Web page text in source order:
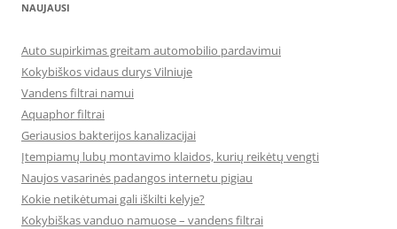
NAUJAUSI
Auto supirkimas greitam automobilio pardavimui
Kokybiškos vidaus durys Vilniuje
Vandens filtrai namui
Aquaphor filtrai
Geriausios bakterijos kanalizacijai
Įtempiamų lubų montavimo klaidos, kurių reikėtų vengti
Naujos vasarinės padangos internetu pigiau
Kokie netikėtumai gali iškilti kelyje?
Kokybiškas vanduo namuose – vandens filtrai